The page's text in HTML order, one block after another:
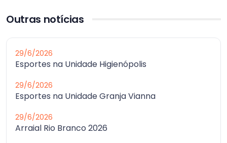
Outras notícias
29/6/2026
Esportes na Unidade Higienópolis
29/6/2026
Esportes na Unidade Granja Vianna
29/6/2026
Arraial Rio Branco 2026